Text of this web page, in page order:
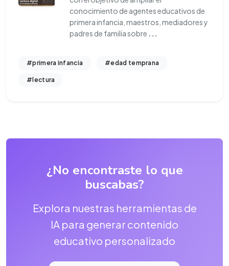
conocimiento de agentes educativos de
primera infancia, maestros, mediadores y
padres de familia sobre ...
#primera infancia #edad temprana
#lectura
¿No encontraste lo que
buscabas?
Explora nuestras herramientas de
IA para generar contenido
educativo personalizado